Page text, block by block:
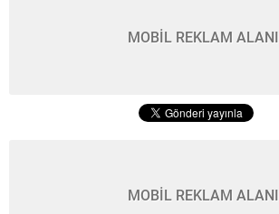
MOBİL REKLAM ALANI
MOBİL REKLAM ALANI